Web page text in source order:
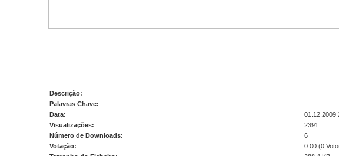
Descrição:
Palavras Chave:
Data:
01.12.2009
Visualizações:
2391
Número de Downloads:
6
Votação:
0.00 (0